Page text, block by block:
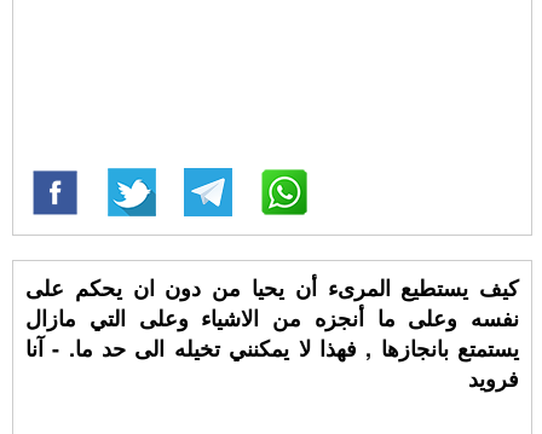
كيف يستطيع المرىء أن يحيا من دون ان يحكم على
نفسه وعلى ما أنجزه من الاشياء وعلى التي مازال
يستمتع بانجازها , فهذا لا يمكنني تخيله الى حد ما. - آنا
فرويد